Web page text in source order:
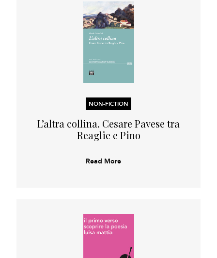
NON-FICTION
L’altra collina. Cesare Pavese tra
Reaglie e Pino
Read More